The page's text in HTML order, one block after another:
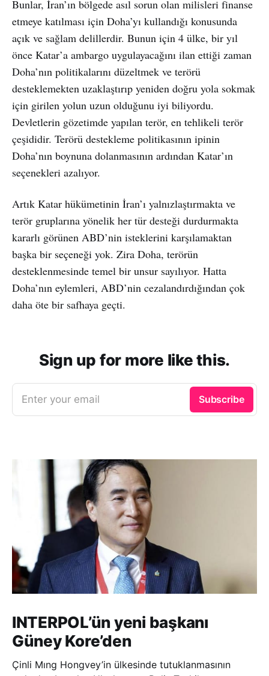
Bunlar, İran’ın bölgede asıl sorun olan milisleri finanse
etmeye katılması için Doha’yı kullandığı konusunda
açık ve sağlam delillerdir. Bunun için 4 ülke, bir yıl
önce Katar’a ambargo uygulayacağını ilan ettiği zaman
Doha’nın politikalarını düzeltmek ve terörü
desteklemekten uzaklaştırıp yeniden doğru yola sokmak
için girilen yolun uzun olduğunu iyi biliyordu.
Devletlerin gözetimde yapılan terör, en tehlikeli terör
çeşididir. Terörü destekleme politikasının ipinin
Doha’nın boynuna dolanmasının ardından Katar’ın
seçenekleri azalıyor.
Artık Katar hükümetinin İran’ı yalnızlaştırmakta ve
terör gruplarına yönelik her tür desteği durdurmakta
kararlı görünen ABD’nin isteklerini karşılamaktan
başka bir seçeneği yok. Zira Doha, terörün
desteklenmesinde temel bir unsur sayılıyor. Hatta
Doha’nın eylemleri, ABD’nin cezalandırdığından çok
daha öte bir safhaya geçti.
Sign up for more like this.
Enter your email Subscribe
INTERPOL’ün yeni başkanı
Güney Kore’den
Çinli Mıng Hongvey’in ülkesinde tutuklanmasının